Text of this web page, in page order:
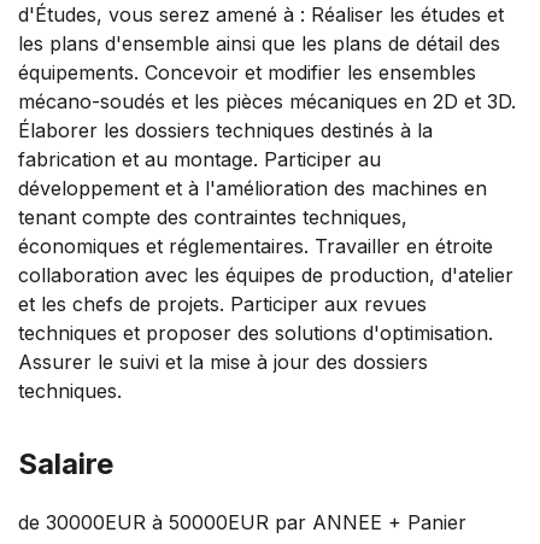
d'Études, vous serez amené à : Réaliser les études et
les plans d'ensemble ainsi que les plans de détail des
équipements. Concevoir et modifier les ensembles
mécano-soudés et les pièces mécaniques en 2D et 3D.
Élaborer les dossiers techniques destinés à la
fabrication et au montage. Participer au
développement et à l'amélioration des machines en
tenant compte des contraintes techniques,
économiques et réglementaires. Travailler en étroite
collaboration avec les équipes de production, d'atelier
et les chefs de projets. Participer aux revues
techniques et proposer des solutions d'optimisation.
Assurer le suivi et la mise à jour des dossiers
techniques.
Salaire
de 30000EUR à 50000EUR par ANNEE + Panier